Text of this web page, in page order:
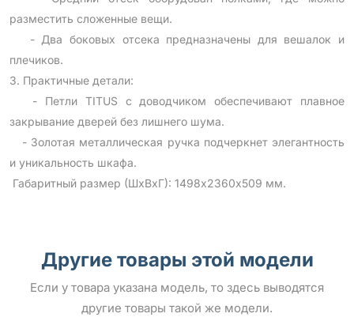
разместить сложенные вещи.
- Два боковых отсека предназначены для вешалок и
плечиков.
3. Практичные детали:
- Петли TITUS с доводчиком обеспечивают плавное
закрывание дверей без лишнего шума.
- Золотая металлическая ручка подчеркнет элегантность
и уникальность шкафа.
Габаритный размер (ШхВхГ): 1498х2360х509 мм.
Другие товары этой модели
Если у товара указана модель, то здесь выводятся
другие товары такой же модели.